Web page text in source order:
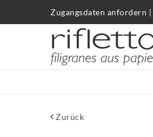
Zugangsdaten anfordern |
Zurück